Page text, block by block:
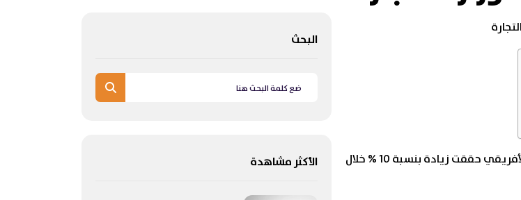
كشف تقرير حديث لوزارة التجارة والصناعة، أن الصادرات المصرية للسوق الأفريقي حققت زيادة بنسبة 10 % خلال
البحث
الأكثر مشاهدة